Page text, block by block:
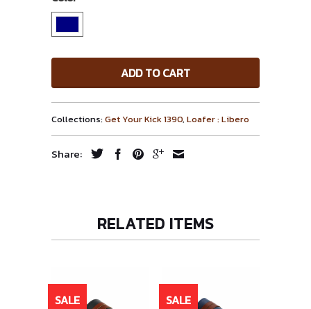
ADD TO CART
Collections:Get Your Kick 1390, Loafer : Libero
Share:
RELATED ITEMS
SALE SALE